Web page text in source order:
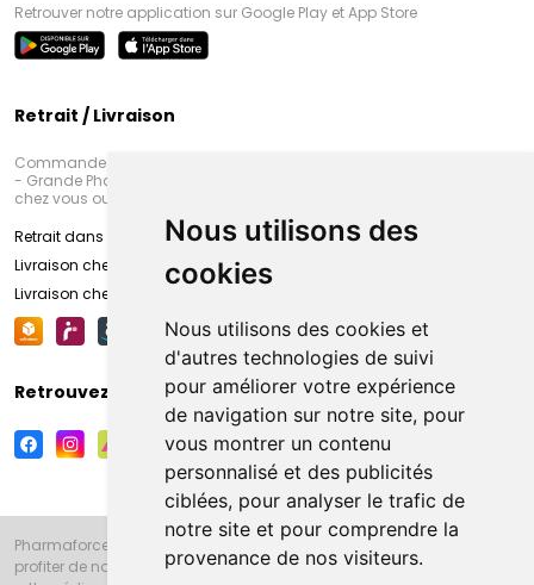
Nous utilisons des
cookies
Nous utilisons des cookies et
d'autres technologies de suivi
pour améliorer votre expérience
de navigation sur notre site, pour
vous montrer un contenu
personnalisé et des publicités
ciblées, pour analyser le trafic de
notre site et pour comprendre la
provenance de nos visiteurs.
Retrouver notre application sur Google Play et App Store
Retrait / Livraison
Commandez en ligne et venez chercher votre commande à Amiens
- Grande Pharmacie d’Amiens (Fachon) ou recevez-là rapidement
chez vous ou en point retrait
Retrait dans la pharmacie d’Amiens
Livraison chez vous
Livraison chez votre commerçant
Retrouvez-nous sur vos réseaux sociaux
Pharmaforce.fr et la Grande Pharmacie d’Amiens vous souhaitent de
profiter de notre accueil, de nos conseils pharmaceutiques,